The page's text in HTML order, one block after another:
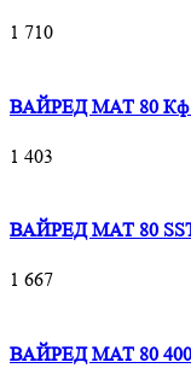
1 710
ВАЙРЕД МАТ 80 Кф
1 403
ВАЙРЕД МАТ 80 SST
1 667
ВАЙРЕД МАТ 80